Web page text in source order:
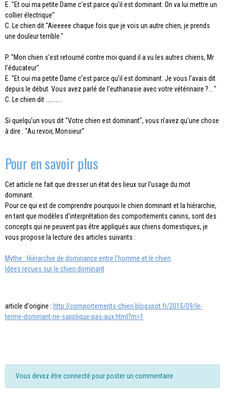
E. "Et oui ma petite Dame c’est parce qu’il est dominant. On va lui mettre un
collier électrique"
C. Le chien dit "Aieeeee chaque fois que je vois un autre chien, je prends
une douleur terrible."
P. "Mon chien s’est retourné contre moi quand il a vu les autres chiens, Mr
l’éducateur"
E. "Et oui ma petite Dame c’est parce qu’il est dominant. Je vous l’avais dit
depuis le début. Vous avez parlé de l’euthanasie avec votre vétérinaire ?… "
C. Le chien dit …………
Si quelqu’un vous dit "Votre chien est dominant", vous n’avez qu’une chose
à dire : "Au revoir, Monsieur"
Pour en savoir plus
Cet article ne fait que dresser un état des lieux sur l'usage du mot
dominant.
Pour ce qui est de comprendre pourquoi le chien dominant et la hiérarchie,
en tant que modèles d'interprétation des comportements canins, sont des
concepts qui ne peuvent pas être appliqués aux chiens domestiques, je
vous propose la lecture des articles suivants :
Mythe : Hiérarchie de dominance entre l'homme et le chien
Idées reçues sur le chien dominant
article d'origine : http://comportements-chien.blogspot.fr/2015/09/le-
terme-dominant-ne-sapplique-pas-aux.html?m=1
Vous devez être connecté pour poster un commentaire